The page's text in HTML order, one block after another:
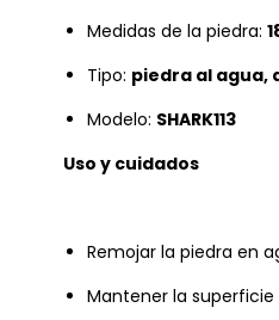
Medidas de la piedra:
Tipo: piedra al agua,
Modelo: SHARK113
Uso y cuidados
Remojar la piedra en
Mantener la